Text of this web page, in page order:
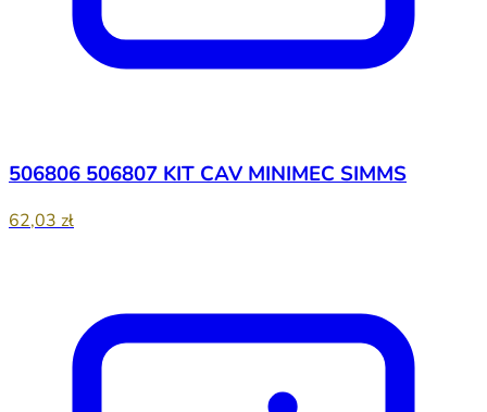
506806 506807 KIT CAV MINIMEC SIMMS
62,03 zł